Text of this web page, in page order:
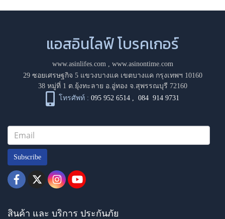
แอสอินไลฟ์ โบรคเกอร์
www.asinlifes.com, www.asinontime.com
29 ซอยเศรษฐกิจ 5 แขวงบางแค เขตบางแค กรุงเทพฯ 10160
38 หมู่ที่ 1 ต.ยุ้งทะลาย อ.อู่ทอง จ.สุพรรณบุรี 72160
โทรศัพท์ : 095 952 6514 ,084 914 9731
Subscribe
สินค้า และ บริการ ประกันภัย